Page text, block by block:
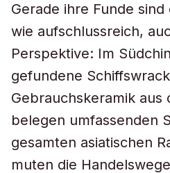
Gerade ihre Funde
wie aufschlussreich,
Perspektive: Im
gefundene
Gebrauchskeramik aus
belegen umfassenden
gesamten asiatischen
muten die